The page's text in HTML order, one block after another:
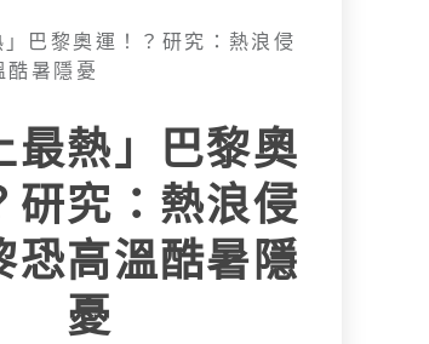
最熱」巴黎奧
研究：熱浪侵
恐高溫酷暑隱
憂